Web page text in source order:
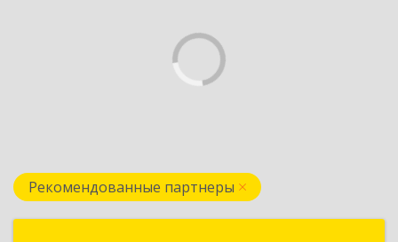
Рекомендованные партнеры